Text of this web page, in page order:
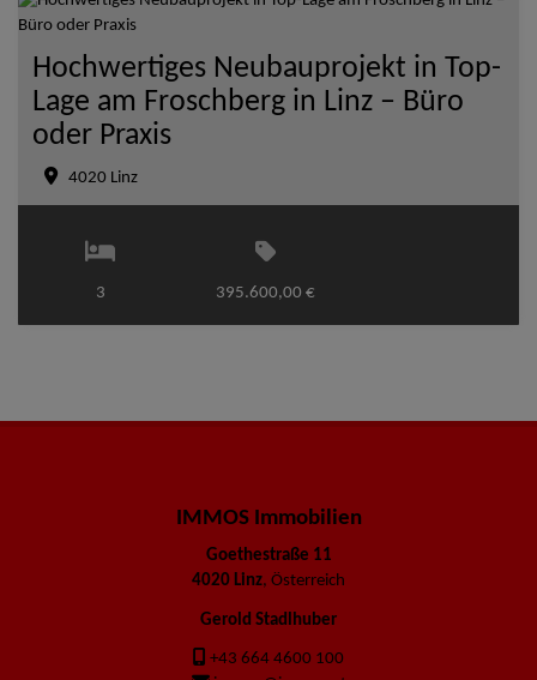
Hochwertiges Neubauprojekt in Top-
Lage am Froschberg in Linz – Büro
oder Praxis
4020 Linz
3 395.600,00 €
IMMOS Immobilien
Goethestraße 11
4020 Linz, Österreich
Gerold Stadlhuber
+43 664 4600 100